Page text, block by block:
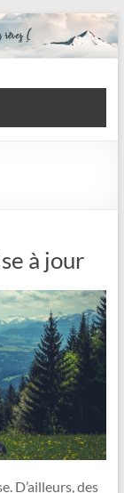
à jour
D’ailleurs, des